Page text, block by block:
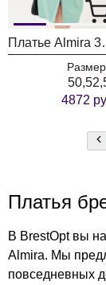
4872
Платья
В BrestOpt вы
Almira. Мы
повседневных